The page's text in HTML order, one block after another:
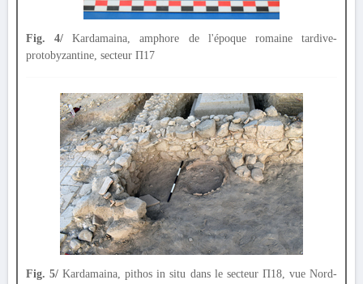
Fig. 4/ Kardamaina, amphore de l'époque romaine tardive-
protobyzantine, secteur Π17
Fig. 5/ Kardamaina, pithos in situ dans le secteur Π18, vue Nord-